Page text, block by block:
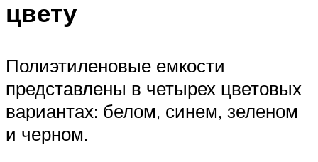
цвету
Полиэтиленовые емкости
представлены в четырех цветовых
вариантах: белом, синем, зеленом
и черном.